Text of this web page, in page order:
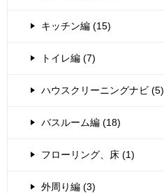
キッチン編 (15)
トイレ編 (7)
ハウスクリーニングナビ (5)
バスルーム編 (18)
フローリング、床 (1)
外周り編 (3)